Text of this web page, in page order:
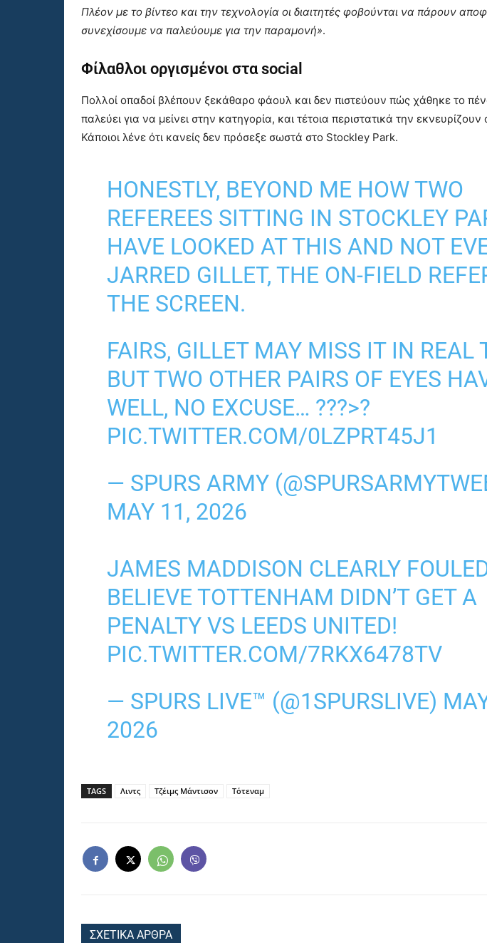
Πλέον με το βίντεο και την τεχνολογία οι διαιτητές φοβούνται να πάρουν
συνεχίσουμε να παλεύουμε για την παραμονή».
Φίλαθλοι οργισμένοι στα social
Πολλοί οπαδοί βλέπουν ξεκάθαρο φάουλ και δεν πιστεύουν πώς χάθηκε το
παλεύει για να μείνει στην κατηγορία, και τέτοια περιστατικά την
Κάποιοι λένε ότι κανείς δεν πρόσεξε σωστά στο Stockley Park.
HONESTLY, BEYOND ME HOW TWO
REFEREES SITTING IN STOCKLEY
HAVE LOOKED AT THIS AND NOT
JARRED GILLET, THE ON-FIELD
THE SCREEN.
FAIRS, GILLET MAY MISS IT IN REAL
BUT TWO OTHER PAIRS OF EYES
WELL, NO EXCUSE… ???>?
PIC.TWITTER.COM/0LZPRT45J1
— SPURS ARMY
MAY 11, 2026
JAMES MADDISON CLEARLY
BELIEVE TOTTENHAM DIDN’T GET A
PENALTY VS LEEDS UNITED!
PIC.TWITTER.COM/7RKX6478TV
— SPURS LIVE™ (@1SPURSLIVE)
2026
TAGS Λιντς Τζέιμς Μάντισον Τότεναμ
ΣΧΕΤΙΚΑ ΑΡΘΡΑ